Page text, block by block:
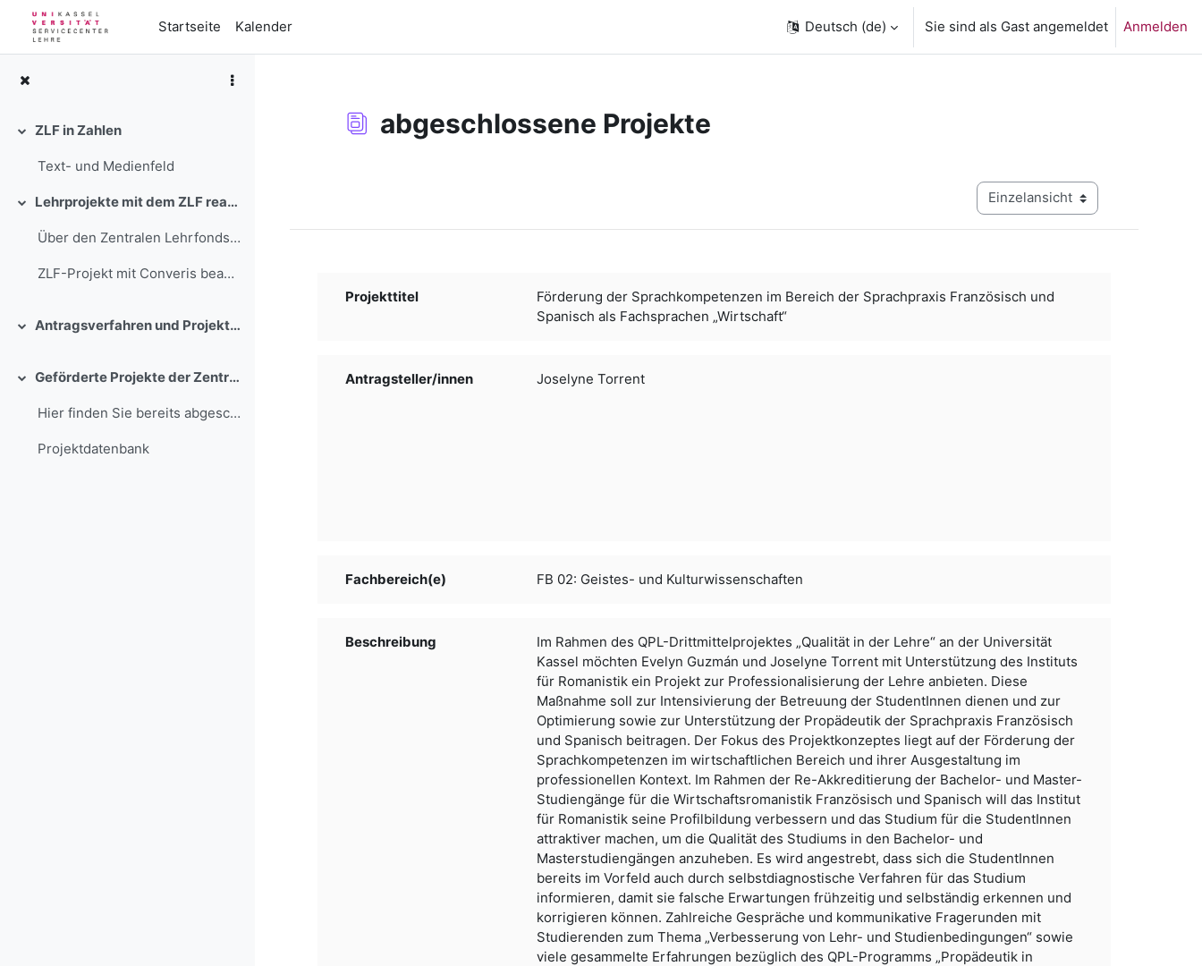
Zum Hauptinhalt
Startseite
Kalender Deutsch ‎(de)‎ Sie sind als Gast angemeldet Anmelden
Einklappen
ZLF in Zahlen
Text- und Medienfeld
Einklappen Lehrprojekte mit dem ZLF realisieren
Über den Zentralen Lehrfonds stehen in einem wettb...
ZLF-Projekt mit Converis beantra...
Einklappen Antragsverfahren und Projektbegleitung
Einklappen Geförderte Projekte der Zentralen Lehrförderung der Universität Kassel
Hier finden Sie bereits abgeschlossene Projekte, d...
Projekt­daten­bank
abgeschlossene Projekte
Modus Tertiärnavigation anzeigen
Projekttitel
Förderung der Sprachkompetenzen im Bereich der Sprachpraxis Französisch und
Spanisch als Fachsprachen „Wirtschaft“
Antragsteller/­­innen Joselyne Torrent
Fachbereich(e) FB 02: Geistes- und Kulturwissenschaften
Beschreibung
Im Rahmen des QPL-Drittmittelprojektes „Qualität in der Lehre“ an der Universität
Kassel möchten Evelyn Guzmán und Joselyne Torrent mit Unterstützung des Instituts
für Romanistik ein Projekt zur Professionalisierung der Lehre anbieten. Diese
Maßnahme soll zur Intensivierung der Betreuung der StudentInnen dienen und zur
Optimierung sowie zur Unterstützung der Propädeutik der Sprachpraxis Französisch
und Spanisch beitragen. Der Fokus des Projektkonzeptes liegt auf der Förderung der
Sprachkompetenzen im wirtschaftlichen Bereich und ihrer Ausgestaltung im
professionellen Kontext. Im Rahmen der Re-Akkreditierung der Bachelor- und Master-
Studiengänge für die Wirtschaftsromanistik Französisch und Spanisch will das Institut
für Romanistik seine Profilbildung verbessern und das Studium für die StudentInnen
attraktiver machen, um die Qualität des Studiums in den Bachelor- und
Masterstudiengängen anzuheben. Es wird angestrebt, dass sich die StudentInnen
bereits im Vorfeld auch durch selbstdiagnostische Verfahren für das Studium
informieren, damit sie falsche Erwartungen frühzeitig und selbständig erkennen und
korrigieren können. Zahlreiche Gespräche und kommunikative Fragerunden mit
Studierenden zum Thema „Verbesserung von Lehr- und Studienbedingungen“ sowie
viele gesammelte Erfahrungen bezüglich des QPL-Programms „Propädeutik in